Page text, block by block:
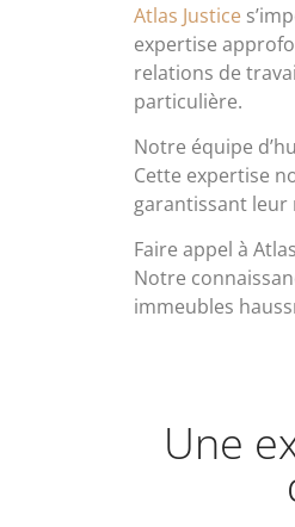
Atlas Justice
expertise
relations de
particulière.
Notre équipe
Cette expertise
garantissant leur
Faire appel à
Notre
immeubles
Une